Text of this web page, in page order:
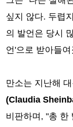
싶지 않다. 두렵
의 발언은 당시
언'으로 받아들여
만소는 지난해
(Claudia
비판하며, "총 한